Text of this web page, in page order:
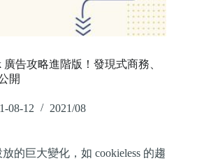
廣告攻略進階版！發現式商務、
開
08-12 2021/08
的巨大變化，如 cookieless 的趨